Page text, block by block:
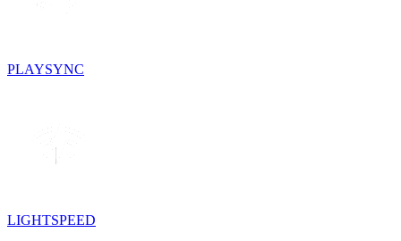
PLAYSYNC
LIGHTSPEED